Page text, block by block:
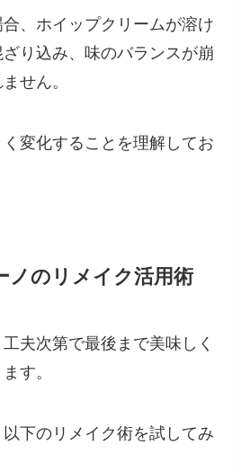
、ホイップクリームが溶け
り込み、味のバランスが崩
せん。
変化することを理解してお
ノのリメイク活用術
夫次第で最後まで美味しく
す。
下のリメイク術を試してみ